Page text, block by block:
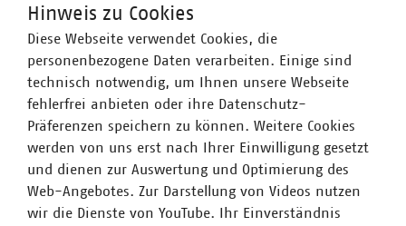
Stadtwerke in Deutschland setzen die
Energiewende vor Ort um. Sie sind die
wichtigsten Akteure für deren Gelingen.
© Stockr/stock.adobe.com
Hinweis zu Cookies
Diese Webseite verwendet Cookies, die
personenbezogene Daten verarbeiten. Einige sind
technisch notwendig, um Ihnen unsere Webseite
fehlerfrei anbieten oder ihre Datenschutz-
Präferenzen speichern zu können. Weitere Cookies
werden von uns erst nach Ihrer Einwilligung gesetzt
und dienen zur Auswertung und Optimierung des
Web-Angebotes. Zur Darstellung von Videos nutzen
wir die Dienste von YouTube. Ihr Einverständnis